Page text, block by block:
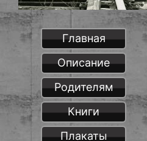
Главная
Описание
Родителям
Книги
Плакаты